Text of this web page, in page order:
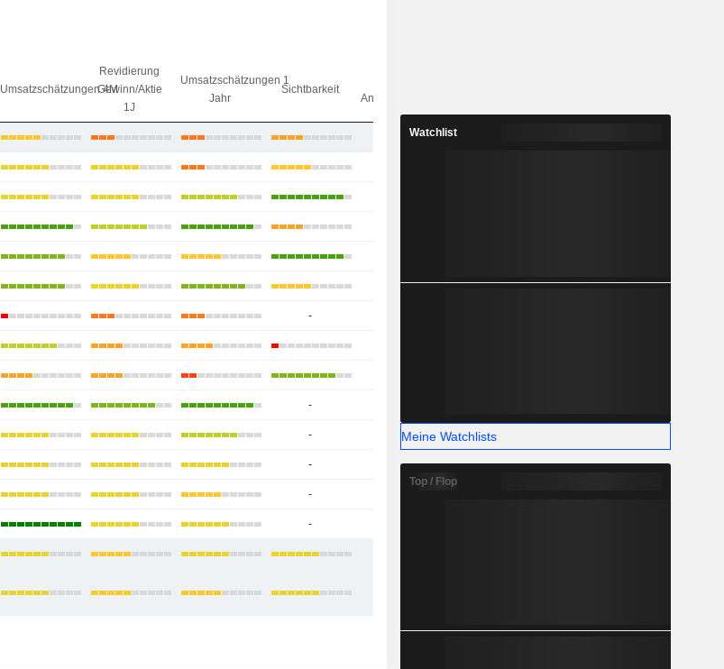
Umsatzschätzungen 4M
Revidierung
Gewinn/Aktie
1J
Umsatzschätzungen 1
Jahr
Sichtbarkeit
Analysten
-
-
-
-
-
-
Watchlist
Meine Watchlists
Top / Flop